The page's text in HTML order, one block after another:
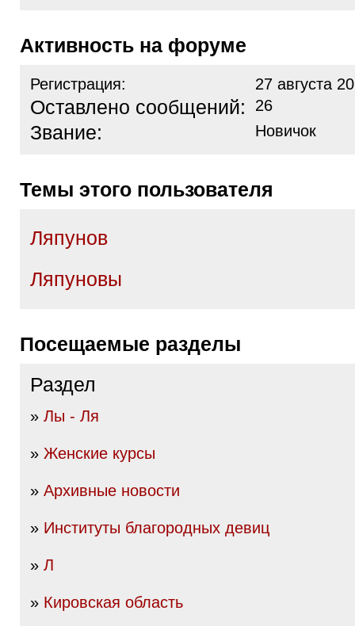
Активность на форуме
Регистрация: 27 августа
Оставлено сообщений: 26
Звание: Новичок
Темы этого пользователя
Ляпунов
Ляпуновы
Посещаемые разделы
Раздел
» Лы - Ля
» Женские курсы
» Архивные новости
» Институты благородных девиц
» Л
» Кировская область